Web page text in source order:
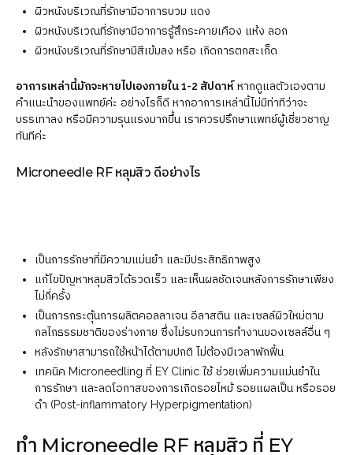
ผิวหนังบริเวณที่รักษามีอาการบวม แดง
ผิวหนังบริเวณที่รักษามีอาการรู้สึกระคายเคือง แห้ง ลอก
ผิวหนังบริเวณที่รักษามีสีเข้มลง หรือ เกิดการตกสะเก็ด
อาการเหล่านี้มักจะหายไปเองภายใน 1-2 สัปดาห์หากดูแลตัวเองตาม
คำแนะนำของแพทย์ค่ะ อย่างไรก็ดี หากอาการเหล่านี้ไม่มีท่าทีว่าจะ
บรรเทาลง หรือมีความรุนแรงมากขึ้น เราควรปรึกษาแพทย์ผู้เชี่ยวชาญ
ทันทีค่ะ
Microneedle RF หลุมสิว ดีอย่างไร
เป็นการรักษาที่มีความแม่นยำ และมีประสิทธิภาพสูง
แก้ไขปัญหาหลุมสิวได้รวดเร็ว และเห็นผลชัดเจนหลังการรักษาเพียง
ไม่กี่ครั้ง
เป็นการกระตุ้นการผลิตคอลลาเจน อีลาสติน และเซลล์ผิวใหม่ตาม
กลไกธรรมชาติของร่างกาย ซึ่งไม่รบกวนการทำงานของเซลล์อื่น ๆ
หลังรักษาสามารถใช้หน้าได้ตามปกติ ไม่ต้องมีเวลาพักฟื้น
เทคนิค Microneedling ที่ EY Clinic ใช้ ช่วยเพิ่มความแม่นยำใน
การรักษา และลดโอกาสของการเกิดรอยไหม้ รอยแผลเป็น หรือรอย
ดำ (Post-inflammatory Hyperpigmentation)
ทำ Microneedle RF หลุมสิว ที่ EY